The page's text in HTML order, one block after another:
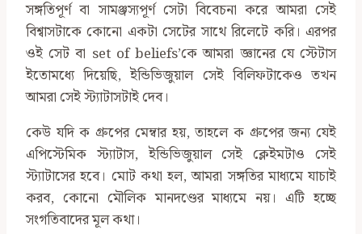
সঙ্গতিপূর্ণ বা সামঞ্জস্যপূর্ণ সেটা বিবেচনা করে আমরা সেই
বিশ্বাসটাকে কোনো একটা সেটের সাথে রিলেটে করি। এরপর
ওই সেট বা set of beliefs’কে আমরা জ্ঞানের যে স্টেটাস
ইতোমধ্যে দিয়েছি, ইন্ডিভিজুয়াল সেই বিলিফটাকেও তখন
আমরা সেই স্ট্যাটাসটাই দেব।
কেউ যদি ক গ্রুপের মেম্বার হয়, তাহলে ক গ্রুপের জন্য যেই
এপিস্টেমিক স্ট্যাটাস, ইন্ডিভিজুয়াল সেই ক্লেইমটাও সেই
স্ট্যাটাসের হবে। মোট কথা হল, আমরা সঙ্গতির মাধ্যমে যাচাই
করব, কোনো মৌলিক মানদণ্ডের মাধ্যমে নয়। এটি হচ্ছে
সংগতিবাদের মূল কথা।